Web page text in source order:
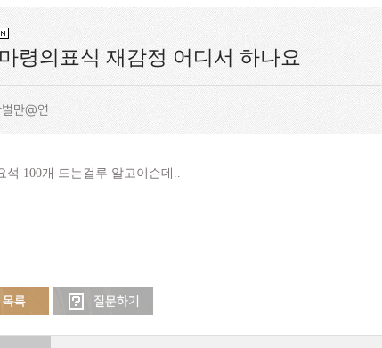
령의표식 재감정 어디서 하나요
만@연
석 100개 드는걸루 알고이슨데..